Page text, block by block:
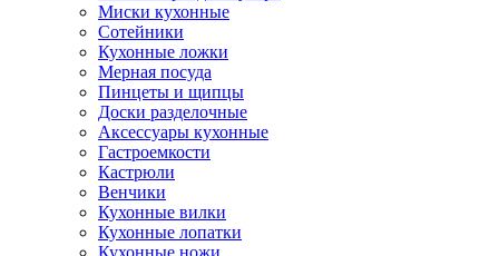
Миски кухонные
Сотейники
Кухонные ложки
Мерная посуда
Пинцеты и щипцы
Доски разделочные
Аксессуары кухонные
Гастроемкости
Кастрюли
Венчики
Кухонные вилки
Кухонные лопатки
Кухонные ножи